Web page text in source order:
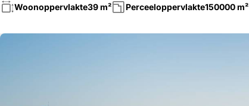
Woonoppervlakte39 m² Perceeloppervlakte150000 m²